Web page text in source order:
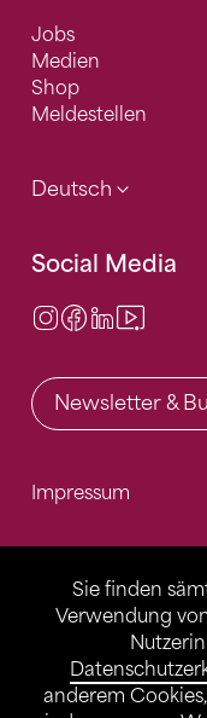
Sie finden
Verwendung
anderem
Jobs
Medien
Shop
Meldestellen
Deutsch
Social Media
Instagram
Facebook
LinkedIn
Newsletter &
Impressum